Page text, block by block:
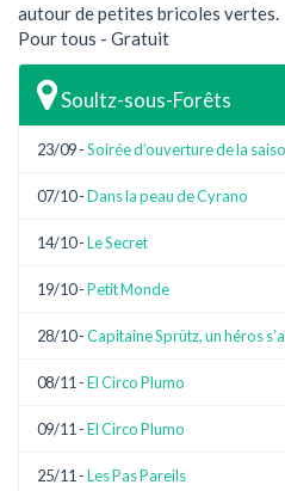
autour de petites bricoles vertes.
Pour tous - Gratuit
Soultz-sous-Forêts
23/09 -Soirée d’ouverture de la
07/10 -Dans la peau de Cyrano
14/10 -Le Secret
19/10 -Petit Monde
28/10 -Capitaine Sprütz, un héros
08/11 -El Circo Plumo
09/11 -El Circo Plumo
25/11 -Les Pas Pareils